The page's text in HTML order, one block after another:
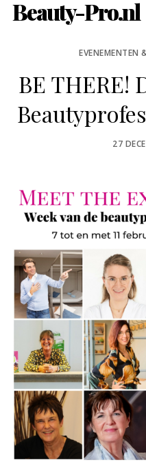
Beauty-Pro.nl
EVENEMENTEN
BE THERE!
POSTED
27